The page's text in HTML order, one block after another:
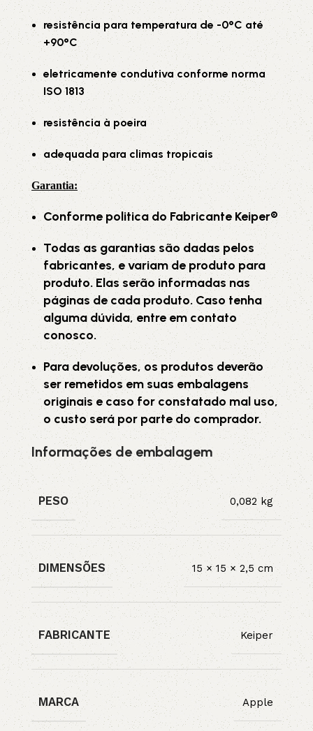
resistência para temperatura de -0°C até
+90°C
eletricamente condutiva conforme norma
ISO 1813
resistência à poeira
adequada para climas tropicais
Garantia:
Conforme politica do Fabricante Keiper®
Todas as garantias são dadas pelos
fabricantes, e variam de produto para
produto. Elas serão informadas nas
páginas de cada produto. Caso tenha
alguma dúvida, entre em contato
conosco.
Para devoluções, os produtos deverão
ser remetidos em suas embalagens
originais e caso for constatado mal uso,
o custo será por parte do comprador.
Informações de embalagem
PESO 0,082 kg
DIMENSÕES 15 × 15 × 2,5 cm
FABRICANTE Keiper
MARCA Apple